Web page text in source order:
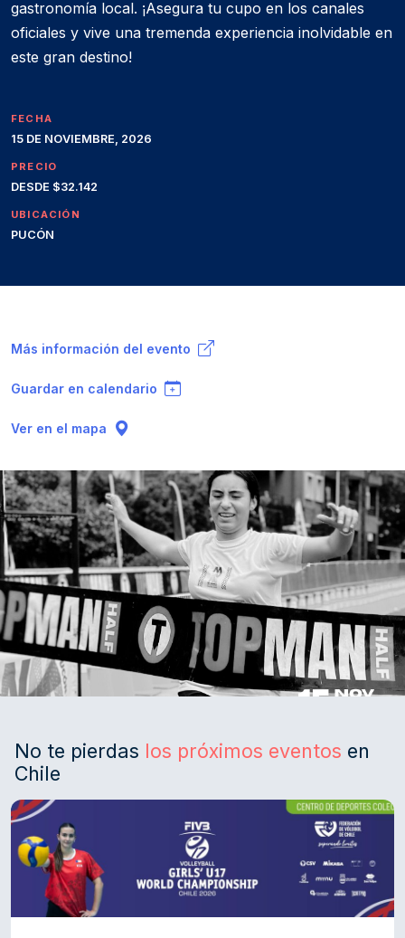
gastronomía local. ¡Asegura tu cupo en los canales
oficiales y vive una tremenda experiencia inolvidable en
este gran destino!
FECHA
15 DE NOVIEMBRE, 2026
PRECIO
DESDE $32.142
UBICACIÓN
PUCÓN
Más información del evento
Guardar en calendario
Ver en el mapa
No te pierdas los próximos eventos en
Chile